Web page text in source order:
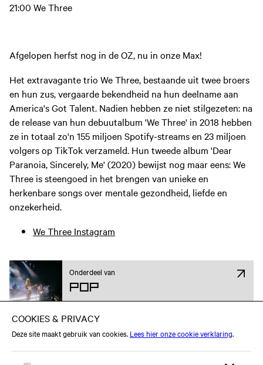
21:00 We Three
Afgelopen herfst nog in de OZ, nu in onze Max!
Het extravagante trio We Three, bestaande uit twee broers
en hun zus, vergaarde bekendheid na hun deelname aan
America's Got Talent. Nadien hebben ze niet stilgezeten: na
de release van hun debuutalbum 'We Three' in 2018 hebben
ze in totaal zo'n 155 miljoen Spotify-streams en 23 miljoen
volgers op TikTok verzameld. Hun tweede album 'Dear
Paranoia, Sincerely, Me' (2020) bewijst nog maar eens: We
Three is steengoed in het brengen van unieke en
herkenbare songs over mentale gezondheid, liefde en
onzekerheid.
We Three Instagram
Onderdeel van
Pop